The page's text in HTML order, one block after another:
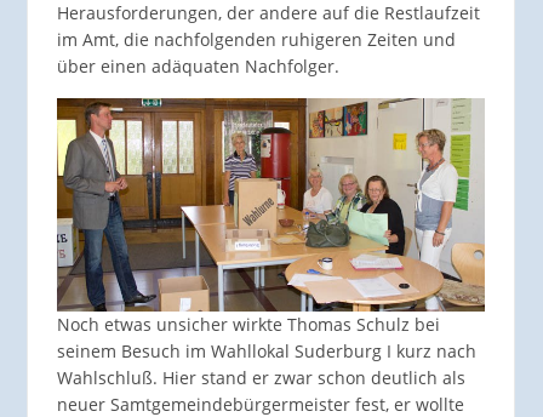
Herausforderungen, der andere auf die Restlaufzeit
im Amt, die nachfolgenden ruhigeren Zeiten und
über einen adäquaten Nachfolger.
Noch etwas unsicher wirkte Thomas Schulz bei
seinem Besuch im Wahllokal Suderburg I kurz nach
Wahlschluß. Hier stand er zwar schon deutlich als
neuer Samtgemeindebürgermeister fest, er wollte